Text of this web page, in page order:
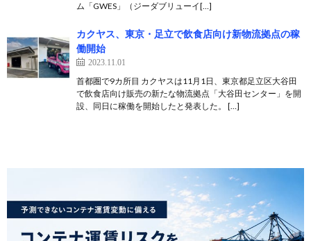
ム「GWES」（ジーダブリューイ[…]
カクヤス、東京・足立で飲食店向け新物流拠点の稼
働開始
2023.11.01
首都圏で9カ所目 カクヤスは11月1日、東京都足立区大谷田
で飲食店向け販売の新たな物流拠点「大谷田センター」を開
設、同日に稼働を開始したと発表した。 […]